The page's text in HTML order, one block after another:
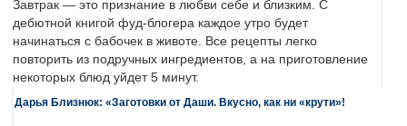
Завтрак — это признание в любви себе и близким. С
дебютной книгой фуд-блогера каждое утро будет
начинаться с бабочек в животе. Все рецепты легко
повторить из подручных ингредиентов, а на приготовление
некоторых блюд уйдет 5 минут.
Дарья Близнюк: «Заготовки от Даши. Вкусно, как ни «крути»!